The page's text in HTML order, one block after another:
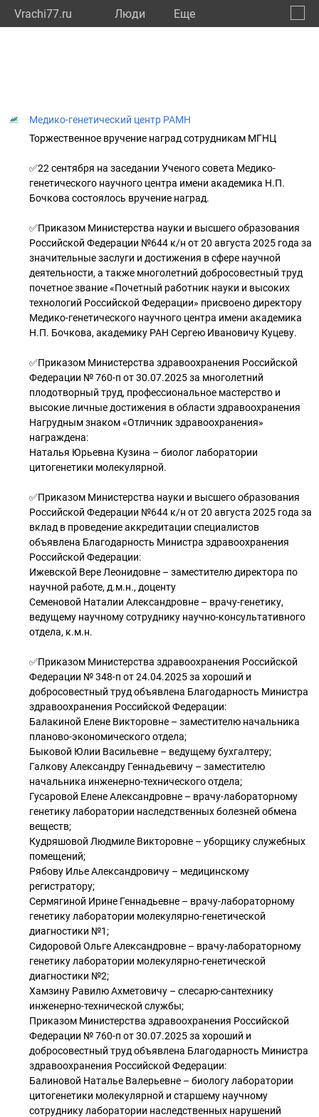
Vrachi77.ru Люди Eще
Медико-генетический центр РАМН
Торжественное вручение наград сотрудникам МГНЦ
✅22 сентября на заседании Ученого совета Медико-
генетического научного центра имени академика Н.П.
Бочкова состоялось вручение наград.
✅Приказом Министерства науки и высшего образования
Российской Федерации №644 к/н от 20 августа 2025 года за
значительные заслуги и достижения в сфере научной
деятельности, а также многолетний добросовестный труд
почетное звание «Почетный работник науки и высоких
технологий Российской Федерации» присвоено директору
Медико-генетического научного центра имени академика
Н.П. Бочкова, академику РАН Сергею Ивановичу Куцеву.
✅Приказом Министерства здравоохранения Российской
Федерации № 760-п от 30.07.2025 за многолетний
плодотворный труд, профессиональное мастерство и
высокие личные достижения в области здравоохранения
Нагрудным знаком «Отличник здравоохранения»
награждена:
Наталья Юрьевна Кузина – биолог лаборатории
цитогенетики молекулярной.
✅Приказом Министерства науки и высшего образования
Российской Федерации №644 к/н от 20 августа 2025 года за
вклад в проведение аккредитации специалистов
объявлена Благодарность Министра здравоохранения
Российской Федерации:
Ижевской Вере Леонидовне – заместителю директора по
научной работе, д.м.н., доценту
Семеновой Наталии Александровне – врачу-генетику,
ведущему научному сотруднику научно-консультативного
отдела, к.м.н.
✅Приказом Министерства здравоохранения Российской
Федерации № 348-п от 24.04.2025 за хороший и
добросовестный труд объявлена Благодарность Министра
здравоохранения Российской Федерации:
Балакиной Елене Викторовне – заместителю начальника
планово-экономического отдела;
Быковой Юлии Васильевне – ведущему бухгалтеру;
Галкову Александру Геннадьевичу – заместителю
начальника инженерно-технического отдела;
Гусаровой Елене Александровне – врачу-лабораторному
генетику лаборатории наследственных болезней обмена
веществ;
Кудряшовой Людмиле Викторовне – уборщику служебных
помещений;
Рябову Илье Александровичу – медицинскому
регистратору;
Сермягиной Ирине Геннадьевне – врачу-лабораторному
генетику лаборатории молекулярно-генетической
диагностики №1;
Сидоровой Ольге Александровне – врачу-лабораторному
генетику лаборатории молекулярно-генетической
диагностики №2;
Хамзину Равилю Ахметовичу – слесарю-сантехнику
инженерно-технической службы;
Приказом Министерства здравоохранения Российской
Федерации № 760-п от 30.07.2025 за хороший и
добросовестный труд объявлена Благодарность Министра
здравоохранения Российской Федерации:
Балиновой Наталье Валерьевне – биологу лаборатории
цитогенетики молекулярной и старшему научному
сотруднику лаборатории наследственных нарушений